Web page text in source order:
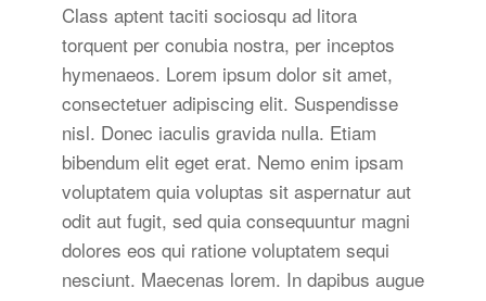
Class aptent taciti sociosqu ad litora
torquent per conubia nostra, per inceptos
hymenaeos. Lorem ipsum dolor sit amet,
consectetuer adipiscing elit. Suspendisse
nisl. Donec iaculis gravida nulla. Etiam
bibendum elit eget erat. Nemo enim ipsam
voluptatem quia voluptas sit aspernatur aut
odit aut fugit, sed quia consequuntur magni
dolores eos qui ratione voluptatem sequi
nesciunt. Maecenas lorem. In dapibus augue